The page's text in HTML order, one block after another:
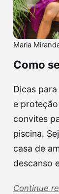
Maria
Como
Dicas
e
convites
piscina.
casa de
descanso
Continue